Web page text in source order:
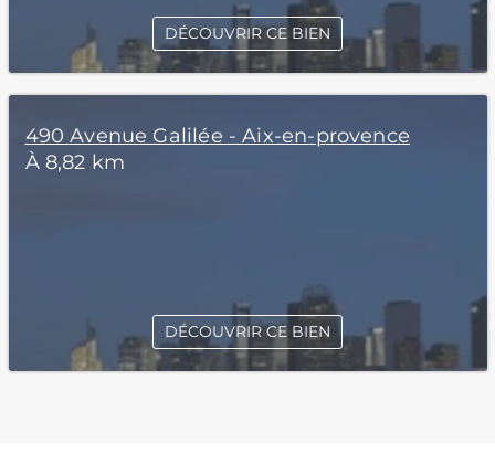
DÉCOUVRIR CE BIEN
490 Avenue Galilée - Aix-en-provence
À 8,82 km
DÉCOUVRIR CE BIEN